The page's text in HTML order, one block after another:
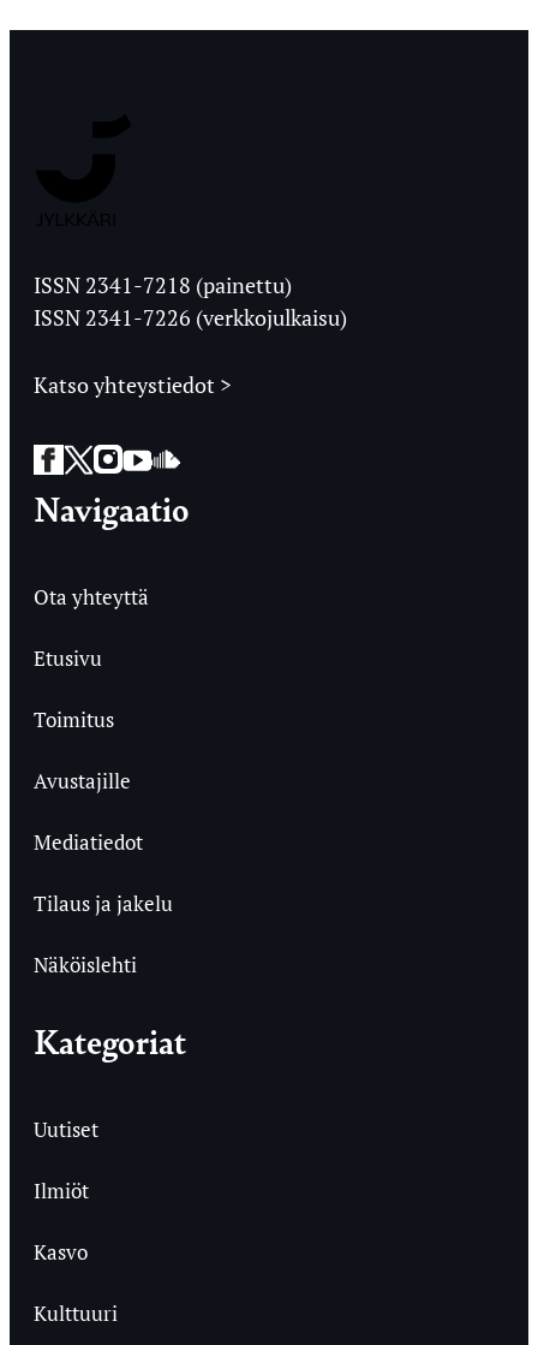
Ylioppilaslehti
ISSN 2341-7218 (painettu)
ISSN 2341-7226 (verkkojulkaisu)
Katso yhteystiedot >
Facebook
Twitter
Instagram
YouTube
SoundCloud
Navigaatio
Ota yhteyttä
Etusivu
Toimitus
Avustajille
Mediatiedot
Tilaus ja jakelu
Näköislehti
Kategoriat
Uutiset
Ilmiöt
Kasvo
Kulttuuri